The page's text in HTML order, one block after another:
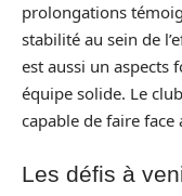
prolongations
stabilité au sein de
est aussi un aspects
équipe solide. Le
capable de faire face
Les défis à